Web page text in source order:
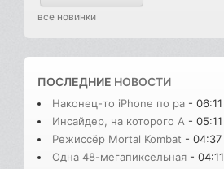
все новинки
ПОСЛЕДНИЕ НОВОСТИ
Наконец-то iPhone по ра - 06:11
Инсайдер, на которого A - 05:11
Режиссёр Mortal Kombat - 04:37
Одна 48-мегапиксельная - 04:11